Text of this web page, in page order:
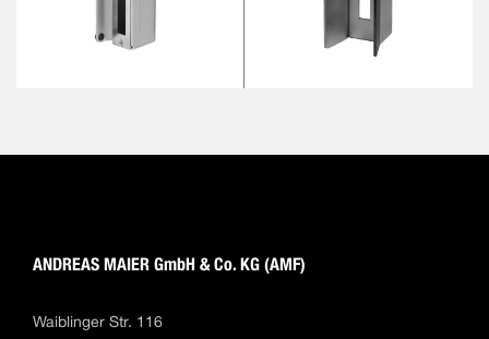
ANDREAS MAIER GmbH & Co. KG (AMF)
Waiblinger Str. 116